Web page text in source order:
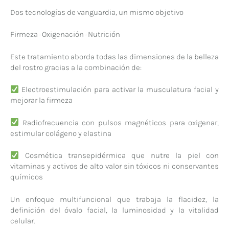
Dos tecnologías de vanguardia, un mismo objetivo
Firmeza · Oxigenación · Nutrición
Este tratamiento aborda todas las dimensiones de la belleza
del rostro gracias a la combinación de:
Electroestimulación para activar la musculatura facial y
mejorar la firmeza
Radiofrecuencia con pulsos magnéticos para oxigenar,
estimular colágeno y elastina
Cosmética transepidérmica que nutre la piel con
vitaminas y activos de alto valor sin tóxicos ni conservantes
químicos
Un enfoque multifuncional que trabaja la flacidez, la
definición del óvalo facial, la luminosidad y la vitalidad
celular.